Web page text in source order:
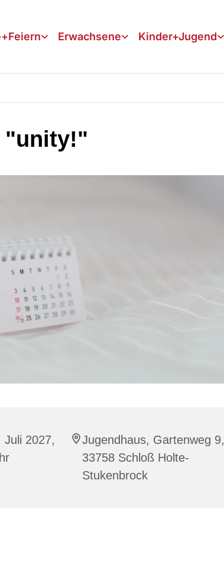
Erwachsene Kinder+Jugend
"unity!"
Juli 2027,
Jugendhaus, Gartenweg 9,
33758 Schloß Holte-
Stukenbrock